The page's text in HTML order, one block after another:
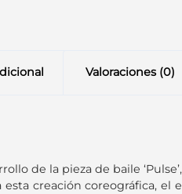
Valoraciones (0)
de la pieza de baile
esta creación coreográfica,